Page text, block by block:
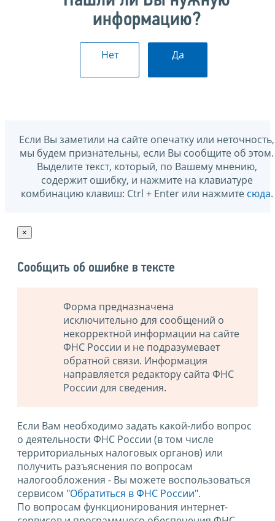
информацию?
Нет Да
Если Вы заметили на сайте опечатку или неточность,
мы будем признательны, если Вы сообщите об этом.
Выделите текст, который, по Вашему мнению,
содержит ошибку, и нажмите на клавиатуре
комбинацию клавиш: Ctrl + Enter или нажмите сюда.
×
Сообщить об ошибке в тексте
Форма предназначена
исключительно для сообщений о
некорректной информации на сайте
ФНС России и не подразумевает
обратной связи. Информация
направляется редактору сайта ФНС
России для сведения.
Если Вам необходимо задать какой-либо вопрос
о деятельности ФНС России (в том числе
территориальных налоговых органов) или
получить разъяснения по вопросам
налогообложения - Вы можете воспользоваться
сервисом "Обратиться в ФНС России".
По вопросам функционирования интернет-